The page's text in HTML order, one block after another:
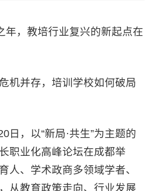
，教培行业复兴的新起点在
并存，培训学校如何破局
，以“新局·共生”为主题的
职业化高峰论坛在成都举
人、学术政商多领域学者、
从教育政策走向、行业发展